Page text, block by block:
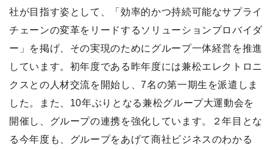
社が目指す姿として、「効率的かつ持続可能なサプライ
チェーンの変革をリードするソリューションプロバイダ
ー」を掲げ、その実現のためにグループ一体経営を推進
しています。初年度である昨年度には兼松エレクトロニ
クスとの人材交流を開始し、7名の第一期生を派遣しま
した。また、10年ぶりとなる兼松グループ大運動会を
開催し、グループの連携を強化しています。２年目とな
る今年度も、グループをあげて商社ビジネスのわかる